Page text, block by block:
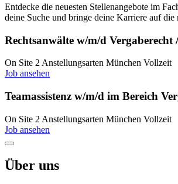
Entdecke die neuesten Stellenangebote im
deine Suche und bringe deine Karriere auf die
Rechtsanwälte w/m/d Vergaberecht
On Site 2 Anstellungsarten München Vollzeit
Job ansehen
Teamassistenz w/m/d im Bereich
On Site 2 Anstellungsarten München Vollzeit
Job ansehen
Über uns